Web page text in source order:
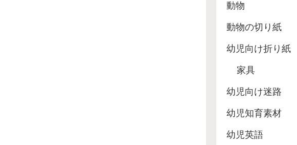
動物
動物の切り紙
幼児向け折り紙
家具
幼児向け迷路
幼児知育素材
幼児英語